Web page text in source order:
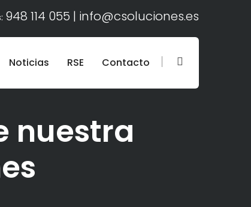
948 114 055 | info@csoluciones.es
Noticias RSE Contacto
nuestra